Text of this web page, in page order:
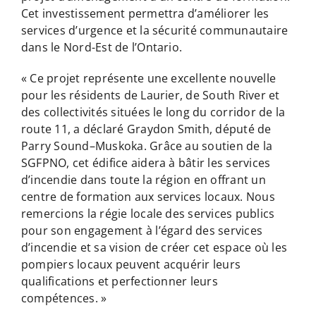
Cet investissement permettra d’améliorer les
services d’urgence et la sécurité communautaire
dans le Nord-Est de l’Ontario.
« Ce projet représente une excellente nouvelle
pour les résidents de Laurier, de South River et
des collectivités situées le long du corridor de la
route 11, a déclaré Graydon Smith, député de
Parry Sound–Muskoka. Grâce au soutien de la
SGFPNO, cet édifice aidera à bâtir les services
d’incendie dans toute la région en offrant un
centre de formation aux services locaux. Nous
remercions la régie locale des services publics
pour son engagement à l’égard des services
d’incendie et sa vision de créer cet espace où les
pompiers locaux peuvent acquérir leurs
qualifications et perfectionner leurs
compétences. »